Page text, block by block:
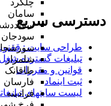
چلگرد
سامان
سودجان
شلمزار
طاقانک
فارسان
فرادبنه
دسترسی سریع
طراحی سایت :‌
تبلیغات گسترده
قوانین و مقررات
ثبت اینماد
لیست سایتهای